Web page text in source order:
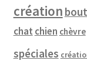
création
chat chien chèvre
spéciales